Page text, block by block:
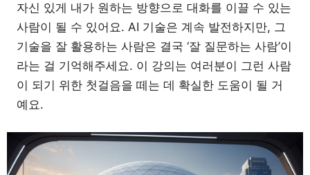
자신 있게 내가 원하는 방향으로 대화를 이끌 수 있는
사람이 될 수 있어요. AI 기술은 계속 발전하지만, 그
기술을 잘 활용하는 사람은 결국 ‘잘 질문하는 사람’이
라는 걸 기억해주세요. 이 강의는 여러분이 그런 사람
이 되기 위한 첫걸음을 떼는 데 확실한 도움이 될 거
예요.